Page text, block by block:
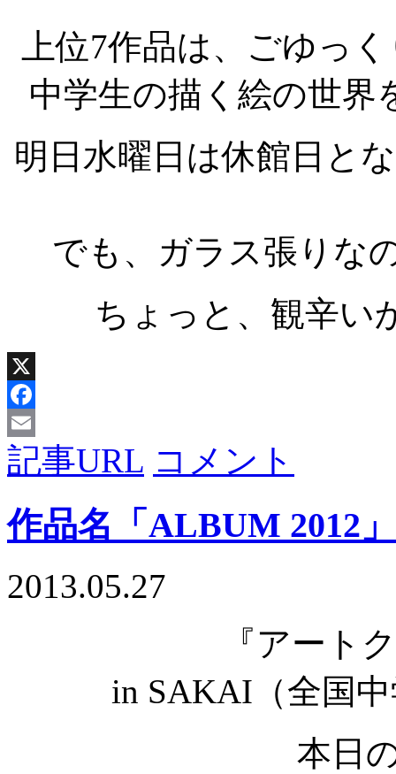
上位7作品は、ごゆっ
中学生の描く絵の世界
明日水曜日は休館日と
でも、ガラス張りな
ちょっと、観辛い
X
Facebook
Email
記事URL コメント
作品名「ALBUM 2012」
2013.05.27
『アート
in SAKAI（全国
本日